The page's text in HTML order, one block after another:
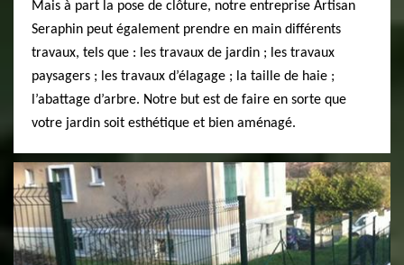
Mais à part la pose de clôture, notre entreprise Artisan
Seraphin peut également prendre en main différents
travaux, tels que : les travaux de jardin ; les travaux
paysagers ; les travaux d’élagage ; la taille de haie ;
l’abattage d’arbre. Notre but est de faire en sorte que
votre jardin soit esthétique et bien aménagé.